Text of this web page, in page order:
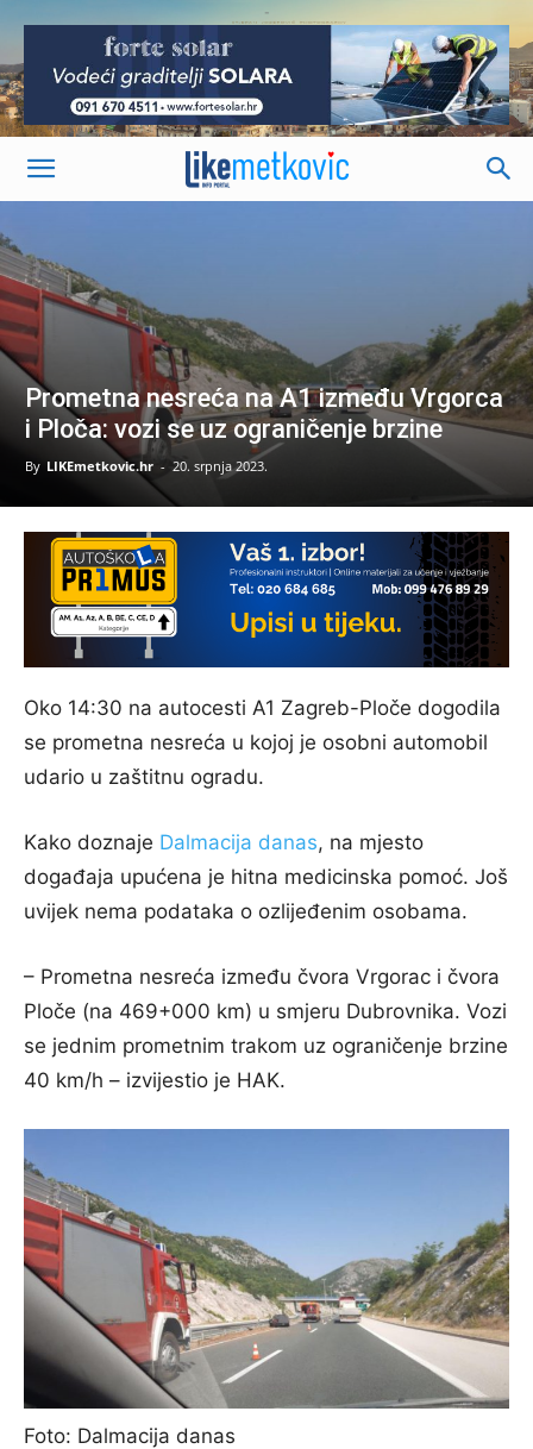
-
Prometna nesreća na A1 između Vrgorca
i Ploča: vozi se uz ograničenje brzine
By LIKEmetkovic.hr - 20. srpnja 2023.
Oko 14:30 na autocesti A1 Zagreb-Ploče dogodila
se prometna nesreća u kojoj je osobni automobil
udario u zaštitnu ogradu.
Kako doznaje Dalmacija danas, na mjesto
događaja upućena je hitna medicinska pomoć. Još
uvijek nema podataka o ozlijeđenim osobama.
– Prometna nesreća između čvora Vrgorac i čvora
Ploče (na 469+000 km) u smjeru Dubrovnika. Vozi
se jednim prometnim trakom uz ograničenje brzine
40 km/h – izvijestio je HAK.
Foto: Dalmacija danas